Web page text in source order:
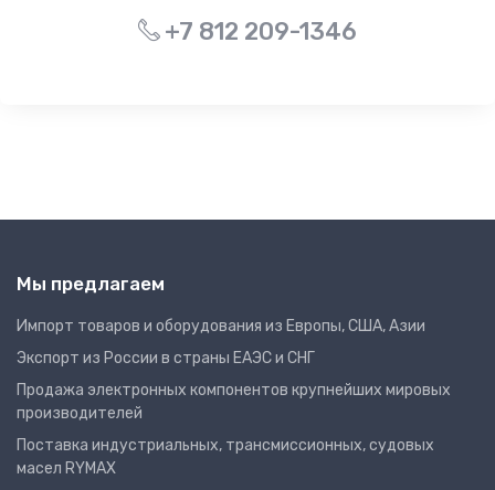
+7 812 209-1346
Мы предлагаем
Импорт товаров и оборудования из Европы, США, Азии
Экспорт из России в страны ЕАЭС и СНГ
Продажа электронных компонентов крупнейших мировых
производителей
Поставка индустриальных, трансмиссионных, судовых
масел RYMAX